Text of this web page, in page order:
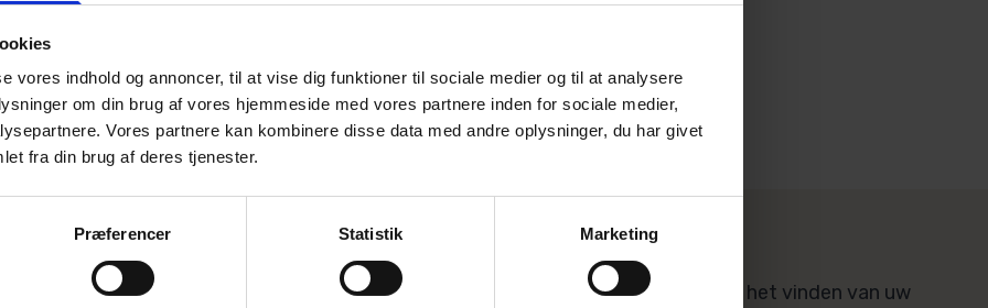
vores indhold og annoncer, til at vise dig funktioner til sociale medier og til at analysere
om din brug af vores hjemmeside med vores partnere inden for sociale medier,
Vores partnere kan kombinere disse data med andre oplysninger, du har givet
fra din brug af deres tjenester.
Præferencer Statistik Marketing
kleur en
Zo combineert
en stijlvol uiterlijk dat
vol met
Heeft u nog vragen?
Uw plaatselijke Poda partner zal u
Dealer zoeken
Laten we beginnen met het vinden van uw